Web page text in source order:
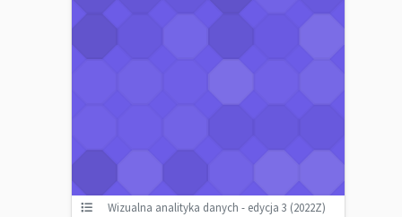
Wizualna analityka danych - edycja 3 (2022Z)